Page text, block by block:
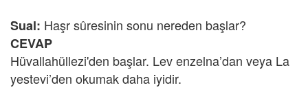
Sual: Haşr sûresinin sonu nereden başlar?
CEVAP
Hüvallahüllezi'den başlar. Lev enzelna’dan veya La
yestevi’den okumak daha iyidir.